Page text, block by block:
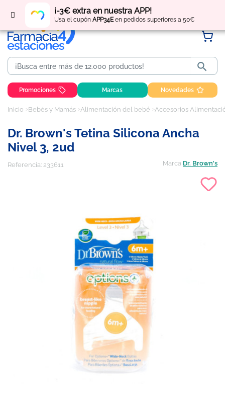
¡-3€ extra en nuestra APP!
Usa el cupón APP34Een pedidos superiores a 50€
Regístratey obtén puntos por tus compras

Promociones Marcas Novedades
Inicio Bebés y Mamás Alimentación del bebé Accesorios
Dr. Brown's Tetina Silicona Ancha
Nivel 3, 2ud
Referencia: 233611 Marca Dr. Brown's